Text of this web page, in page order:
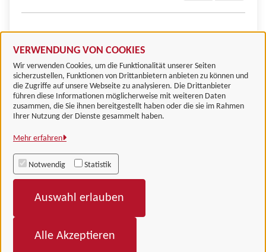
VERWENDUNG VON COOKIES
Wir verwenden Cookies, um die Funktionalität unserer Seiten
sicherzustellen, Funktionen von Drittanbietern anbieten zu können und
die Zugriffe auf unsere Webseite zu analysieren. Die Drittanbieter
führen diese Informationen möglicherweise mit weiteren Daten
zusammen, die Sie ihnen bereitgestellt haben oder die sie im Rahmen
Ihrer Nutzung der Dienste gesammelt haben.
Mehr erfahren
Notwendig Statistik
Auswahl erlauben
Alle Akzeptieren
Landkreis Göttingen
Alle Rechte vorbehalten
Barrierefreiheit